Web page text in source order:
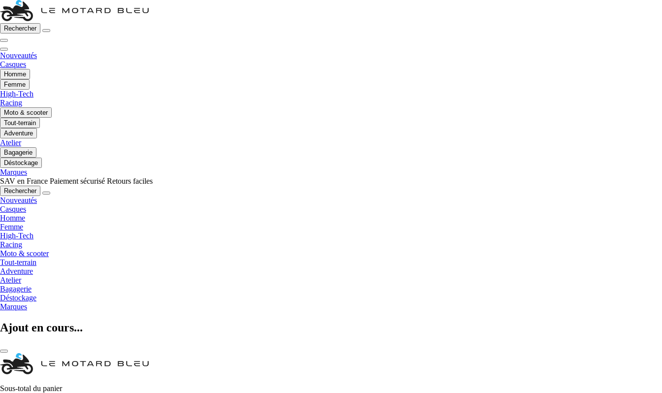
Rechercher
Nouveautés
Casques
Homme
Femme
High-Tech
Racing
Moto & scooter
Tout-terrain
Adventure
Atelier
Bagagerie
Déstockage
Marques
SAV en France Paiement sécurisé Retours faciles
Rechercher
Nouveautés
Casques
Homme
Femme
High-Tech
Racing
Moto & scooter
Tout-terrain
Adventure
Atelier
Bagagerie
Déstockage
Marques
Ajout en cours...
Sous-total du panier